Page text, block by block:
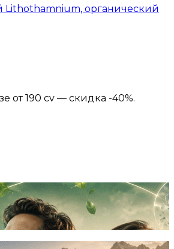
органический
от 190 cv — скидка -40%.